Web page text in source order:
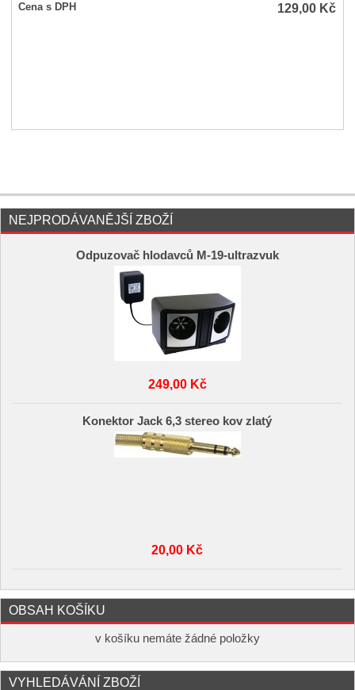
Cena s DPH
129,00 Kč
NEJPRODÁVANĚJŠÍ ZBOŽÍ
Odpuzovač hlodavců M-19-ultrazvuk
249,00 Kč
Konektor Jack 6,3 stereo kov zlatý
20,00 Kč
OBSAH KOŠÍKU
v košíku nemáte žádné položky
VYHLEDÁVÁNÍ ZBOŽÍ